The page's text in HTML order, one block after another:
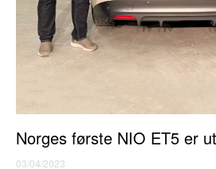
Norges første NIO ET5 er
03/04/2023